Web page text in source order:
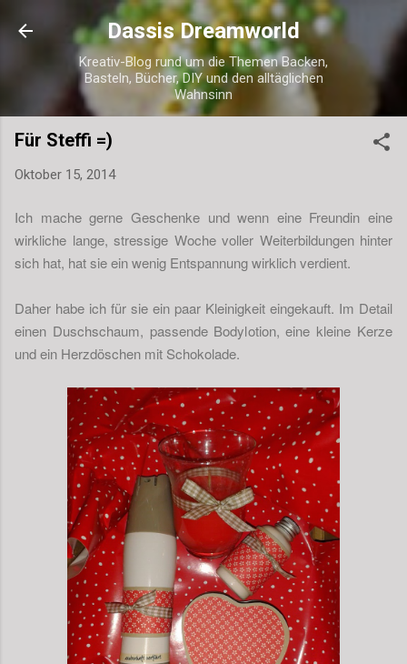
Direkt zum Hauptbereich
Dassis Dreamworld
Kreativ-Blog rund um die Themen Backen,
Basteln, Bücher, DIY und den alltäglichen
Wahnsinn
Für Steffi =)
Oktober 15, 2014
Ich mache gerne Geschenke und wenn eine Freundin eine
wirkliche lange, stressige Woche voller Weiterbildungen hinter
sich hat, hat sie ein wenig Entspannung wirklich verdient.
Daher habe ich für sie ein paar Kleinigkeit eingekauft. Im Detail
einen Duschschaum, passende Bodylotion, eine kleine Kerze
und ein Herzdöschen mit Schokolade.